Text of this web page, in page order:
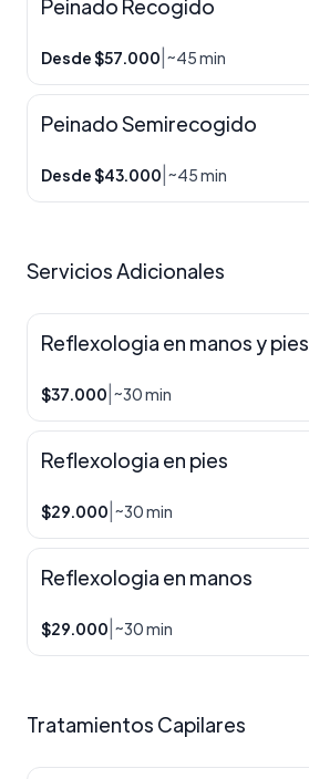
Peinado Recogido
Desde $57.000 ~45 min
Peinado Semirecogido
Desde $43.000 ~45 min
Servicios Adicionales
Reflexologia en manos y pies
$37.000 ~30 min
Reflexologia en pies
$29.000 ~30 min
Reflexologia en manos
$29.000 ~30 min
Tratamientos Capilares